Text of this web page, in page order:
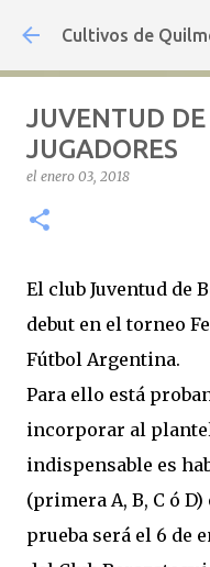
Ir al
Cultivos de
JUVENTUD
JUGADORES
el enero 03, 2018
El club Juventud de
debut en el torneo
Fútbol Argentina.
Para ello está
incorporar al
indispensable es
(primera A, B, C ó
prueba será el 6 de